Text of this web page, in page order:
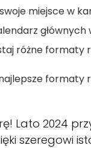
miejsce w
różne formaty
formaty
Lato 2024
szeregowi